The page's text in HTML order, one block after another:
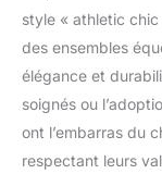
style « athletic
des ensembles
élégance et
soignés ou
ont l’embarras du
respectant leurs